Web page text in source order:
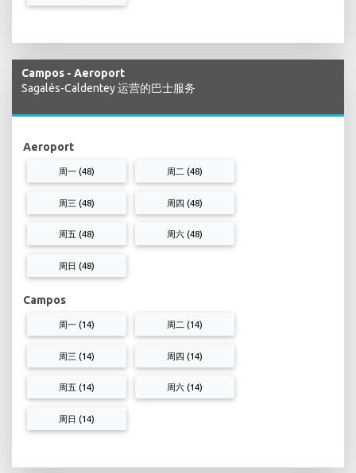
Campos - Aeroport
Sagalés-Caldentey 运营的巴士服务
Aeroport
周一 (48) 周二 (48)
周三 (48) 周四 (48)
周五 (48) 周六 (48)
周日 (48)
Campos
周一 (14) 周二 (14)
周三 (14) 周四 (14)
周五 (14) 周六 (14)
周日 (14)